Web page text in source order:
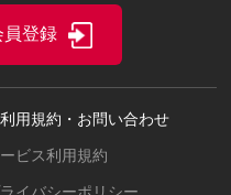
用規約・お問い合わせ
ビス利用規約
員登録